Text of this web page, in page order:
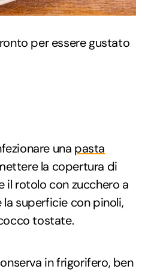
per essere gustato
una pasta
la copertura di
il rotolo con zucchero a
superficie con pinoli,
tostate.
in frigorifero, ben